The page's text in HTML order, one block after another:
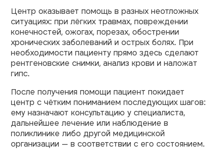
Центр оказывает помощь в разных неотложных
ситуациях: при лёгких травмах, повреждении
конечностей, ожогах, порезах, обострении
хронических заболеваний и острых болях. При
необходимости пациенту прямо здесь сделают
рентгеновские снимки, анализ крови и наложат
гипс.
После получения помощи пациент покидает
центр с чётким пониманием последующих шагов:
ему назначают консультацию у специалиста,
дальнейшее лечение или наблюдение в
поликлинике либо другой медицинской
организации — в соответствии с его состоянием.